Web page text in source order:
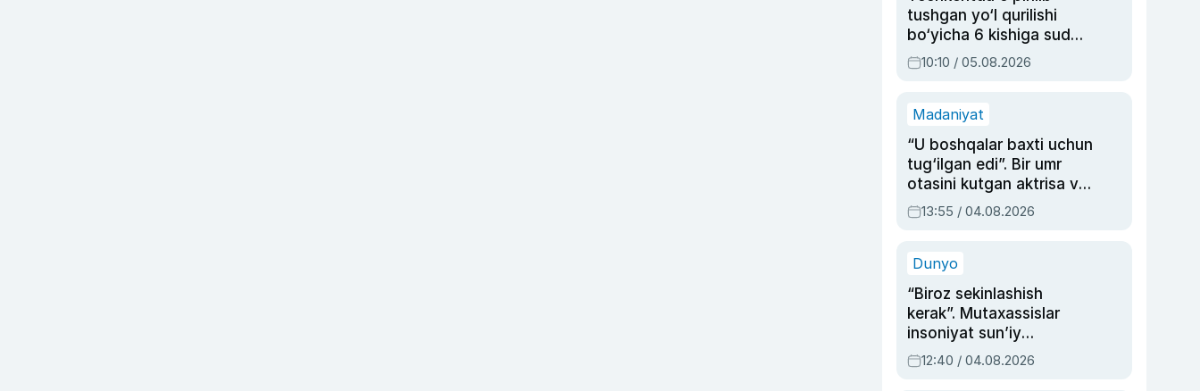
tushgan yo‘l qurilishi
bo‘yicha 6 kishiga sud
hukmi o‘qildi
10:10 / 05.08.2026
Madaniyat
“U boshqalar baxti uchun
tug‘ilgan edi”. Bir umr
otasini kutgan aktrisa va
dublyaj ustasi Rimma
Ahmedovaning
13:55 / 04.08.2026
Dunyo
“Biroz sekinlashish
kerak”. Mutaxassislar
insoniyat sun’iy
intellektni boshqara
olmay qolishidan xavotir
12:40 / 04.08.2026